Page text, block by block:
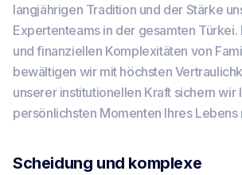
langjährigen Tradition und der Stärke
Expertenteams in der gesamten Türkei.
und finanziellen Komplexitäten von
bewältigen wir mit höchsten
unserer institutionellen Kraft sichern wir
persönlichsten Momenten Ihres Lebens
Scheidung und komplexe